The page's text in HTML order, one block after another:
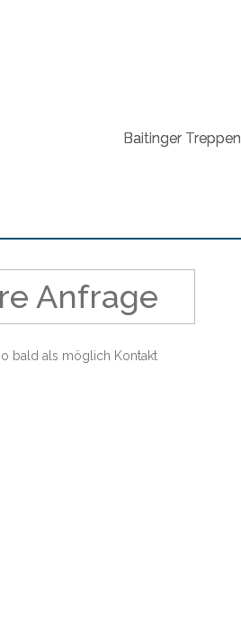
Baitinger Treppen
Anfrage
bald als möglich Kontakt